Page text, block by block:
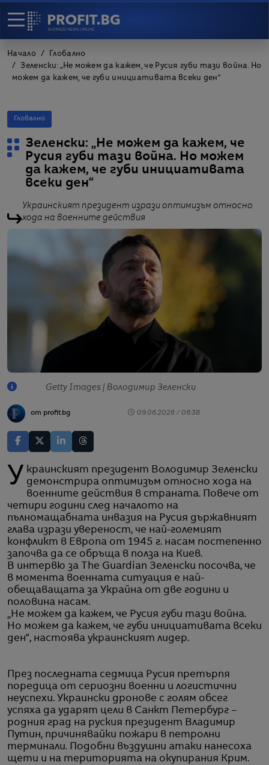
Начало
Глобално
Зеленски: „Не можем да кажем, че Русия губи тази война. Но
можем да кажем, че губи инициативата всеки ден“
Глобално
Зеленски: „Не можем да кажем, че
Русия губи тази война. Но можем
да кажем, че губи инициативата
всеки ден“
Украинският президент изрази оптимизъм относно
хода на военните действия
Getty Images | Володимир Зеленски
от profit.bg 09.06.2026 / 06:38
Украинският президент Володимир Зеленски демонстрира оптимизъм относно хода на
военните действия в страната. Повече от
четири години след началото на
пълномащабната инвазия на Русия държавният
глава изрази увереност, че най-големият
конфликт в Европа от 1945 г. насам постепенно
започва да се обръща в полза на Киев.
В интервю за The Guardian Зеленски посочва, че
в момента военната ситуация е най-
обещаващата за Украйна от две години и
половина насам.
„Не можем да кажем, че Русия губи тази война.
Но можем да кажем, че губи инициативата всеки
ден“, настоява украинският лидер.
През последната седмица Русия претърпя
поредица от сериозни военни и логистични
неуспехи. Украински дронове с голям обсег
успяха да ударят цели в Санкт Петербург –
родния град на руския президент Владимир
Путин, причинявайки пожари в петролни
терминали. Подобни въздушни атаки нанесоха
щети и на територията на окупирания Крим.